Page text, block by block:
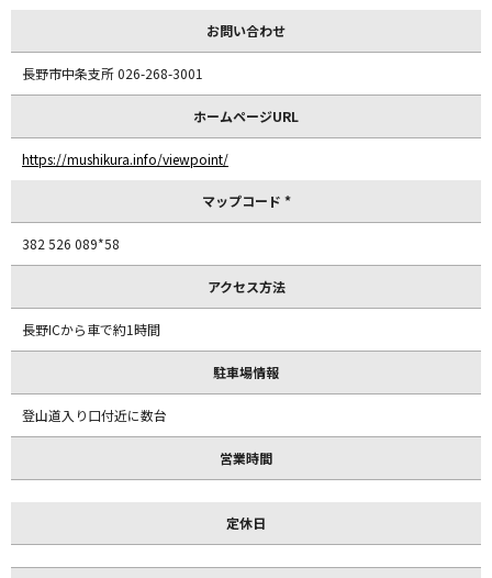
お問い合わせ
長野市中条支所 026-268-3001
ホームページURL
https://mushikura.info/viewpoint/
マップコード *
382 526 089*58
アクセス方法
長野ICから車で約1時間
駐車場情報
登山道入り口付近に数台
営業時間
定休日